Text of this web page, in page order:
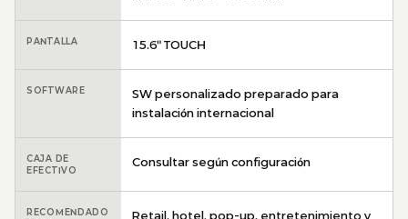
PANTALLA 15.6″ TOUCH
SOFTWARE
SW personalizado preparado para
instalación internacional
CAJA DE
EFECTIVO
Consultar según configuración
RECOMENDADO
Retail, hotel, pop-up, entretenimiento y